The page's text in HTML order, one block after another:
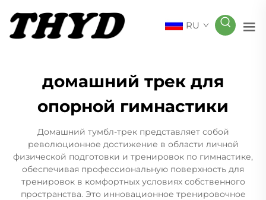
RU
домашний трек для
опорной гимнастики
Домашний тумбл-трек представляет собой
революционное достижение в области личной
физической подготовки и тренировок по гимнастике,
обеспечивая профессиональную поверхность для
тренировок в комфортных условиях собственного
пространства. Это инновационное тренировочное